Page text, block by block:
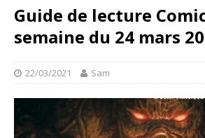
Guide de lecture
semaine du 24 mars
22/03/2021 Sam